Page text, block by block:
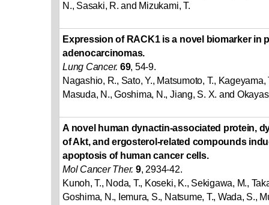
N., Sasaki, R. and Mizukami, T.
Expression of RACK1 is a novel biomarker in
adenocarcinomas.
Lung Cancer. 69, 54-9.
Nagashio, R., Sato, Y., Matsumoto, T.,
Masuda, N., Goshima, N., Jiang, S. X. and
A novel human dynactin-associated protein,
of Akt, and ergosterol-related compounds
apoptosis of human cancer cells.
Mol Cancer Ther. 9, 2934-42.
Kunoh, T., Noda, T., Koseki, K., Sekigawa, M.,
Goshima, N., Iemura, S., Natsume, T., Wada, S.,